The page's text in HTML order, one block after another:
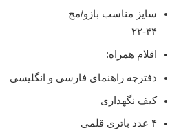
سایز مناسب بازو/مچ
۲۲-۴۴
اقلام همراه:
دفترچه راهنمای فارسی و انگلیسی
کیف نگهداری
۴ عدد باتری قلمی